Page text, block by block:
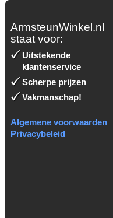
ArmsteunWinkel.nl
staat voor:
Uitstekende
klantenservice
Scherpe prijzen
Vakmanschap!
Algemene voorwaarden
Privacybeleid